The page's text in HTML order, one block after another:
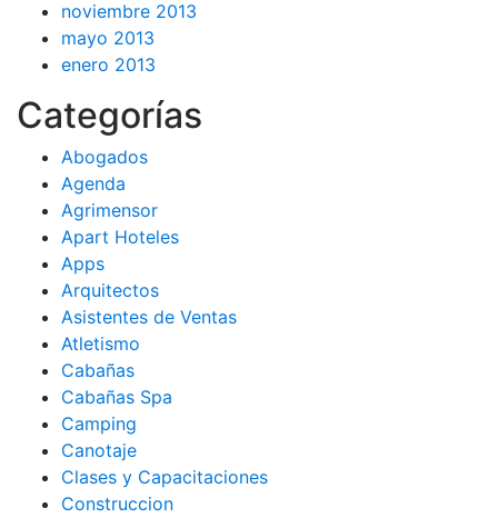
noviembre 2013
mayo 2013
enero 2013
Categorías
Abogados
Agenda
Agrimensor
Apart Hoteles
Apps
Arquitectos
Asistentes de Ventas
Atletismo
Cabañas
Cabañas Spa
Camping
Canotaje
Clases y Capacitaciones
Construccion